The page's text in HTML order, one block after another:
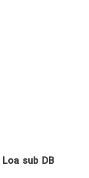
Loa sub DB